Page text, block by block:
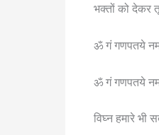
भक्तों को देकर
ॐ गं गणपतये
ॐ गं गणपतये
विघ्न हमारे भी